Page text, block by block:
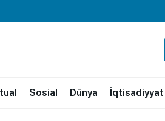
Sosial Dünya İqtisadiyyat